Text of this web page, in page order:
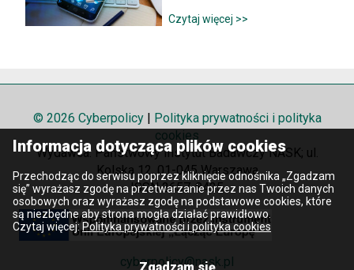
Czytaj więcej >>
© 2026 Cyberpolicy | Polityka prywatności i polityka
cookies
Wydawca: Państwowy Instytut Badawczy NASK; ul.
Kolska 12, 01-045 Warszawa
ISSN 2657-8425
cyberpolicy@nask.pl
Informacja dotycząca plików cookies
Przechodząc do serwisu poprzez kliknięcie odnośnika „Zgadzam
się” wyrażasz zgodę na przetwarzanie przez nas Twoich danych
osobowych oraz wyrażasz zgodę na podstawowe cookies, które
są niezbędne aby strona mogła działać prawidłowo.
Czytaj więcej: Polityka prywatności i polityka cookies